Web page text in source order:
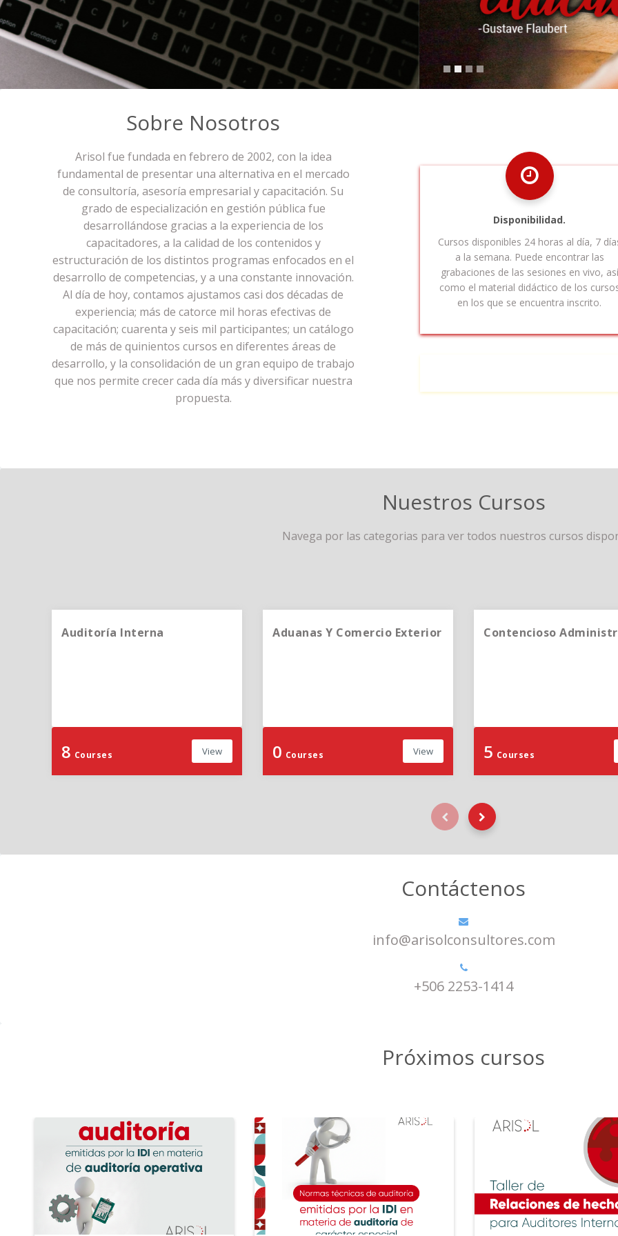
Sobre Nosotros
Arisol fue fundada en febrero de 2002, con la idea
fundamental de presentar una alternativa en el mercado
de consultoría, asesoría empresarial y capacitación. Su
grado de especialización en gestión pública fue
desarrollándose gracias a la experiencia de los
capacitadores, a la calidad de los contenidos y
estructuración de los distintos programas enfocados en el
desarrollo de competencias, y a una constante innovación.
Al día de hoy, contamos ajustamos casi dos décadas de
experiencia; más de catorce mil horas efectivas de
capacitación; cuarenta y seis mil participantes; un catálogo
de más de quinientos cursos en diferentes áreas de
desarrollo, y la consolidación de un gran equipo de trabajo
que nos permite crecer cada día más y diversificar nuestra
propuesta.
Disponibilidad.
Cursos disponibles 24 horas al día, 7
a la semana. Puede encontrar las
grabaciones de las sesiones en vivo, así
como el material didáctico de los
en los que se encuentra inscrito.
Nuestros Cursos
Navega por las categorias para ver todos nuestros cursos
Auditoría Interna
8 Courses View
Aduanas Y Comercio Exterior
0 Courses View
Contencioso
5 Courses
Contáctenos
info@arisolconsultores.com
+506 2253-1414
Próximos cursos